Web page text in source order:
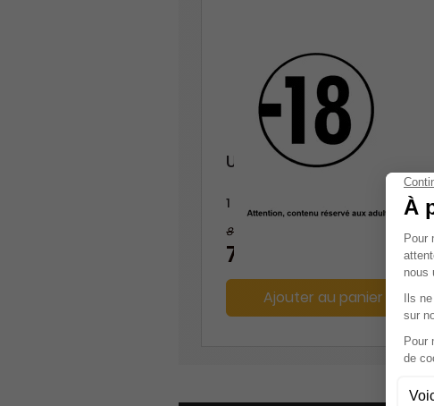
Union
1 an
83,40 €
74,90 €
Ajouter au panier